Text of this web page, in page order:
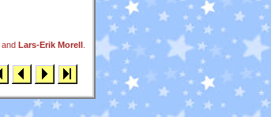
and Lars-Erik Morell